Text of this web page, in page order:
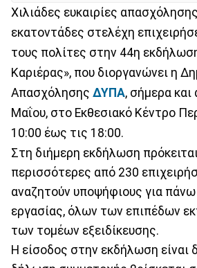
Χιλιάδες ευκαιρίες
εκατοντάδες στελέχη
τους πολίτες στην 44η
Καριέρας», που διοργανώνει η
Απασχόλησης ΔΥΠΑ, σήμερα και
Μαΐου, στο Εκθεσιακό Κέντρο
10:00 έως τις 18:00.
Στη διήμερη εκδήλωση
περισσότερες από 230
αναζητούν υποψήφιους για
εργασίας, όλων των επιπέδων
των τομέων εξειδίκευσης.
Η είσοδος στην εκδήλωση είναι